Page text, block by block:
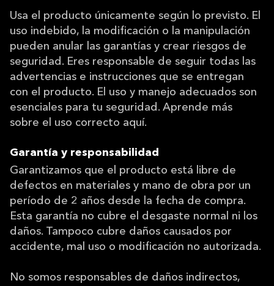
Usa el producto únicamente según lo previsto. El
uso indebido, la modificación o la manipulación
pueden anular las garantías y crear riesgos de
seguridad. Eres responsable de seguir todas las
advertencias e instrucciones que se entregan
con el producto. El uso y manejo adecuados son
esenciales para tu seguridad. Aprende más
sobre el uso correcto aquí.
Garantía y responsabilidad
Garantizamos que el producto está libre de
defectos en materiales y mano de obra por un
período de 2 años desde la fecha de compra.
Esta garantía no cubre el desgaste normal ni los
daños. Tampoco cubre daños causados por
accidente, mal uso o modificación no autorizada.
No somos responsables de daños indirectos,